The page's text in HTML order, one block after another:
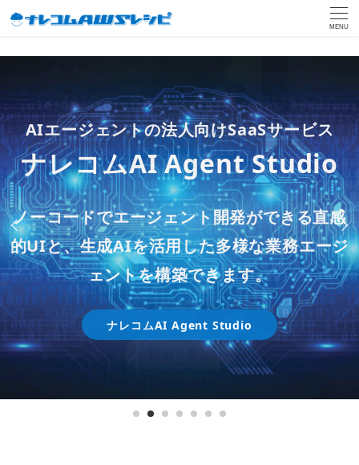
MENU
AIエージェントの法人向けSaaSサービス
ナレコムAI Agent Studio
ノーコードでエージェント開発ができる直感
的UIと、生成AIを活用した多様な業務エージ
ェントを構築できます。
ナレコムAI Agent Studio
ー 生成AIチャットボットの法人向けSaaSソ
リューション ー
ナレコムAI Chatbot
スモールスタートが可能な料金プランを採用
しており、生成AIを試したい部門での導入か
ら本格的な全社展開まで、幅広くご利用いた
だけます。
詳細を見る
生成AI新サービス
Amazon Bedrockを活用し
た
DX支援サービス
Amazon Bedrockとは
ー 伴走型サービスでお客様の内製化をご支援
しますー
データ分析内製化支援 on
Databricks
詳細を見る
「Databricks on AWS」とAWSの各種サービ
スを使用し、
お客様のAWS 環境に蓄積されたデータの活
用支援を行います
「内製化支援推進AWS パー
トナー」に認定
詳しく見る
ー生成AIや自動化システムを利用し、
効率的かつ高品質なクラウド利用をサポート
しますー
クラウド監視・保守サービ
ス
powered by ナレコムAI
詳細を見る
ー 大企業も採用する ー
クラウドAIのプロジェクト
どう進めるの？
詳しい情報を見る